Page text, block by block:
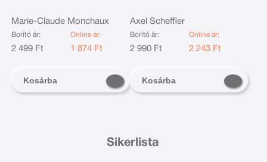
Marie-Claude Monchaux
Borító ár:
2 499 Ft
Online ár:
1 874 Ft
Kosárba
Axel Scheffler
Borító ár:
2 990 Ft
Online ár:
2 243 Ft
Kosárba
Sikerlista